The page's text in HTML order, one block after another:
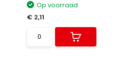
Op voorraad
€ 2,11